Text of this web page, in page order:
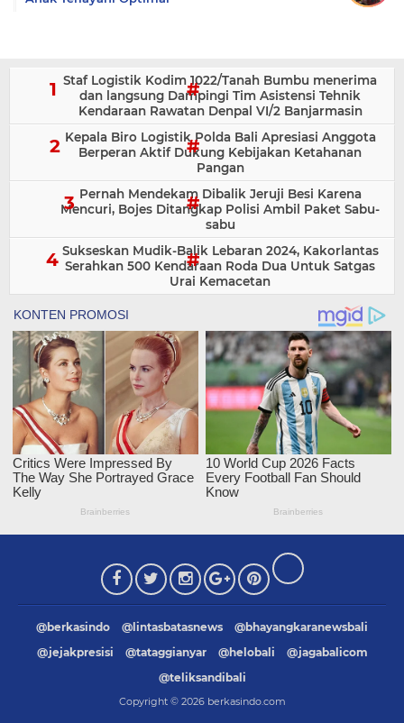
Staf Logistik Kodim 1022/Tanah Bumbu menerima
dan langsung Dampingi Tim Asistensi Tehnik
Kendaraan Rawatan Denpal VI/2 Banjarmasin
Kepala Biro Logistik Polda Bali Apresiasi Anggota
Berperan Aktif Dukung Kebijakan Ketahanan
Pangan
Pernah Mendekam Dibalik Jeruji Besi Karena
Mencuri, Bojes Ditangkap Polisi Ambil Paket Sabu-
sabu
Sukseskan Mudik-Balik Lebaran 2024, Kakorlantas
Serahkan 500 Kendaraan Roda Dua Untuk Satgas
Urai Kemacetan
@berkasindo @lintasbatasnews
@bhayangkaranewsbali
@jejakpresisi
@tataggianyar @helobali
@jagabalicom
@teliksandibali
Copyright © 2026 berkasindo.com